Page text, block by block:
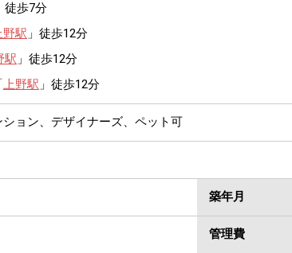
徒歩7分
野駅 」徒歩12分
駅 」徒歩12分
上野駅 」徒歩12分
ション、デザイナーズ、ペット可
築年月
管理費